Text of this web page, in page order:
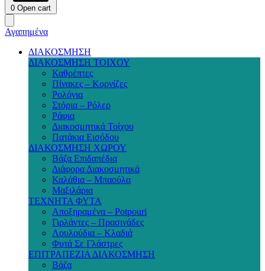
0 Open cart
Αγαπημένα
ΔΙΑΚΟΣΜΗΣΗ
ΔΙΑΚΟΣΜΗΣΗ ΤΟΙΧΟΥ
Καθρέπτες
Πίνακες – Κορνίζες
Ρολόγια
Στόρια – Ρόλερ
Ράφια
Διακοσμητικά Τοίχου
Πατάκια Εισόδου
ΔΙΑΚΟΣΜΗΣΗ ΧΩΡΟΥ
Βάζα Επιδαπέδια
Διάφορα Διακοσμητικά
Καλάθια – Μπαούλα
Μαξιλάρια
ΤΕΧΝΗΤΑ ΦΥΤΑ
Αποξηραμένα – Potpouri
Γιρλάντες – Πρασινάδες
Λουλούδια – Κλαδιά
Φυτά Σε Γλάστρες
ΕΠΙΤΡΑΠΕΖΙΑ ΔΙΑΚΟΣΜΗΣΗ
Βάζα